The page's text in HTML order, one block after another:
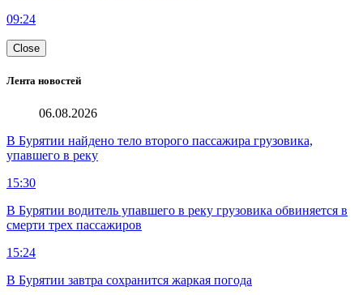
09:24
Close
Лента новостей
06.08.2026
В Бурятии найдено тело второго пассажира грузовика,
упавшего в реку
15:30
В Бурятии водитель упавшего в реку грузовика обвиняется в
смерти трех пассажиров
15:24
В Бурятии завтра сохранится жаркая погода